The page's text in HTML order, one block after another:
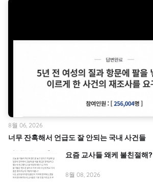
너무 잔혹해서 언급도 잘 안되는 국내 사건들
8월 06, 2026
요즘 교사들 왜케 불친절해?
8월 08, 2026